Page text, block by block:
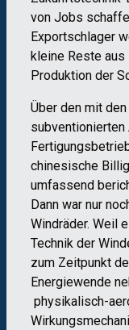
von Jobs
Exportschlager
kleine Reste aus
Produktion der
Über den mit
chinesische
umfassend
Dann war nur
Windräder. Weil
Technik der
zum Zeitpunkt
Energiewende
physikalisch-